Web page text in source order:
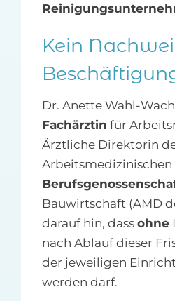
Kein
Dr. Anette Wahl-
Fachärztin für
Ärztliche Direktorin
Arbeitsmedizinischen
Bauwirtschaft (AMD
darauf hin, dass ohne
nach Ablauf dieser
der jeweiligen
werden darf.